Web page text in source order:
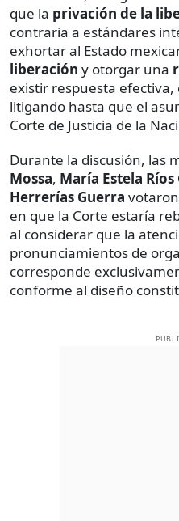
que la privación de la
contraria a estándares
exhortar al Estado
liberación y otorgar una
existir respuesta
litigando hasta que el
Corte de Justicia de la
Durante la discusión, las
Mossa, María Estela Ríos
Herrerías Guerra
en que la Corte estaría
al considerar que la
pronunciamientos de
corresponde
conforme al diseño